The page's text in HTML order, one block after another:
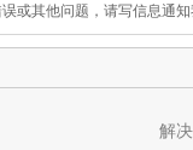
或其他问题，请写信息通
解